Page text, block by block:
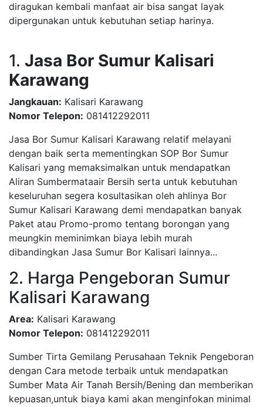
diragukan kembali manfaat air bisa sangat layak
dipergunakan untuk kebutuhan setiap harinya.
1. Jasa Bor Sumur Kalisari
Karawang
Jangkauan: Kalisari Karawang
Nomor Telepon: 081412292011
Jasa Bor Sumur Kalisari Karawang relatif melayani
dengan baik serta mementingkan SOP Bor Sumur
Kalisari yang memaksimalkan untuk mendapatkan
Aliran Sumbermataair Bersih serta untuk kebutuhan
keseluruhan segera kosultasikan oleh ahlinya Bor
Sumur Kalisari Karawang demi mendapatkan banyak
Paket atau Promo-promo tentang borongan yang
meungkin meminimkan biaya lebih murah
dibandingkan Jasa Sumur Bor Kalisari lainnya...
2. Harga Pengeboran Sumur
Kalisari Karawang
Area: Kalisari Karawang
Nomor Telepon: 081412292011
Sumber Tirta Gemilang Perusahaan Teknik Pengeboran
dengan Cara metode terbaik untuk mendapatkan
Sumber Mata Air Tanah Bersih/Bening dan memberikan
kepuasan,untuk biaya kami akan menginfokan minimal